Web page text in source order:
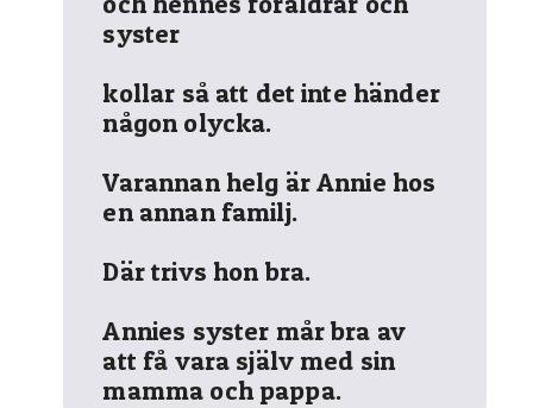
syster
kollar så att det inte händer
någon olycka.
Varannan helg är Annie hos
en annan familj.
Där trivs hon bra.
Annies syster mår bra av
att få vara själv med sin
mamma och pappa.